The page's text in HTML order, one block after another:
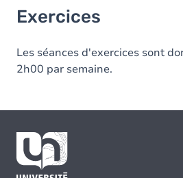
Exercices
Les séances d'exercices sont
2h00 par semaine.